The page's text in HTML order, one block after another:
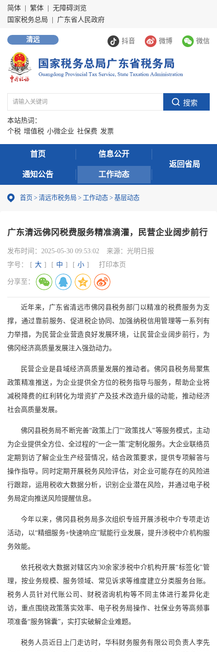
简体 繁体
无障碍浏览
国家税务总局
广东省人民政府
抖音 微博 微信
清远
本站热词：
个税 增值税 小微企业 社保费 发票
首页 信息公开
通知公告 工作动态
返回省局
首页 > 清远市税务局 > 工作动态 > 基层动态
广东清远佛冈税费服务精准滴灌，民营企业阔步前行
发布时间： 2025-05-30 09:53:02 来源： 光明日报
字号：
[ 大 ] [ 中 ] [ 小 ] 打印本页
分享至：
近年来，广东省清远市佛冈县税务部门以精准的税费服务为支
撑，通过靠前服务、促进税企协同、加强纳税信用管理等一系列有
力举措，为民营企业营造良好发展环境，让民营企业阔步前行，为
佛冈经济高质量发展注入强劲动力。
民营企业是县域经济高质量发展的推动者。佛冈县税务局聚焦
政策精准推送，为企业提供全方位的税务指导与服务，帮助企业将
减税降费的红利转化为增资扩产及技术改造升级的动能，推动经济
社会高质量发展。
佛冈县税务局不断完善“政策上门”“政策找人”等服务模式，主动
为企业提供全方位、全过程的“一企一策”定制化服务。大企业联络员
定期到访了解企业生产经营情况，结合政策要求，提供专项解答与
操作指导。同时定期开展税务风险评估，对企业可能存在的风险进
行跟踪，运用税收大数据分析，识别企业潜在风险，并通过电子税
务局定向推送风险提醒信息。
今年以来，佛冈县税务局多次组织专班开展涉税中介专项走访
活动，以“精细服务+快速响应”赋能行业发展，提升涉税中介机构服
务效能。
依托税收大数据对辖区内30余家涉税中介机构开展“标签化”管
理，按业务规模、服务领域、常见诉求等维度建立分类服务台账。
税务人员针对代账公司、财税咨询机构等不同主体进行差异化走
访，重点围绕政策落实效率、电子税务局操作、社保业务等高频事
项准备“服务锦囊”，实打实破解企业难题。
税务人员近日上门走访时，华科财务服务有限公司负责人李先